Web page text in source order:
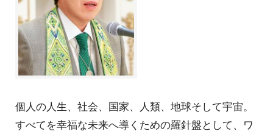
個人の人生、社会、国家、人類、地球そして宇宙。
すべてを幸福な未来へ導くための羅針盤として、ワ